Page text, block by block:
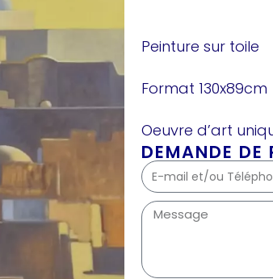
Peinture sur toile
Format 130x89cm
Oeuvre d’art
DEMANDE